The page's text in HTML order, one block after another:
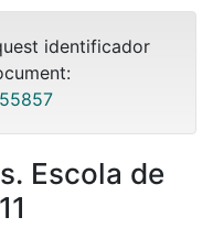
identificador
Escola de